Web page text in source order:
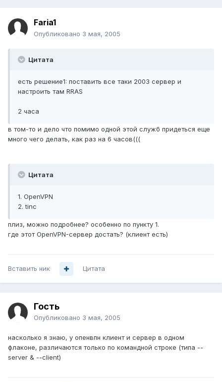
Faria1
Опубликовано 3 мая, 2005
Цитата
есть решение1: поставить все таки 2003 сервер и
настроить там RRAS
2 часа
в том-то и дело что помимо одной этой служб придеться еще
много чего делать, как раз на 6 часов(((
Цитата
1. OpenVPN
2. tinc
плиз, можно подробнее? особенно по пункту 1.
где этот OpenVPN-сервер достать? (клиент есть)
Вставить ник Цитата
Гость
Опубликовано 3 мая, 2005
насколько я знаю, у опенвпн клиент и сервер в одном
флаконе, различаются только по командной строке (типа --
server & --client)